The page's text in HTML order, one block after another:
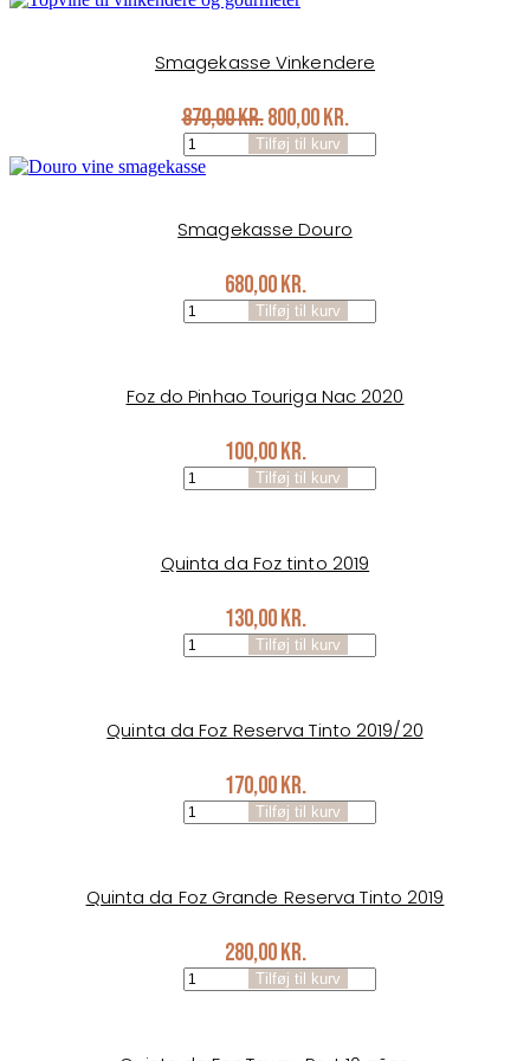
was:
Smagekasse Vinkendere
870,00kr.Original
price
800,00kr.Current
Smagekasse
Vinkendere
Tilføj til kurv
Smagekasse Douro
680,00kr.
Smagekasse
Douro
Tilføj til kurv
Foz do Pinhao Touriga Nac 2020
100,00kr.
Foz
do
Nac
Tilføj til kurv
Quinta da Foz tinto 2019
130,00kr.
Quinta
da
2019
Tilføj til kurv
Quinta da Foz Reserva Tinto 2019/20
170,00kr.
Quinta
da
Tinto
Tilføj til kurv
Quinta da Foz Grande Reserva Tinto 2019
280,00kr.
Quinta
da
Tilføj til kurv